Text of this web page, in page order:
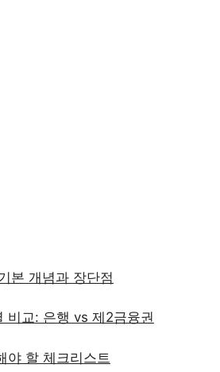
본 개념과 장단점
비교: 은행 vs 제2금융권
야 할 체크리스트